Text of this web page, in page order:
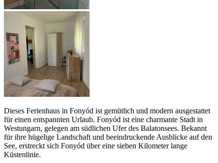
Dieses Ferienhaus in Fonyód ist gemütlich und modern ausgestattet
für einen entspannten Urlaub. Fonyód ist eine charmante Stadt in
Westungarn, gelegen am südlichen Ufer des Balatonsees. Bekannt
für ihre hügelige Landschaft und beeindruckende Ausblicke auf den
See, erstreckt sich Fonyód über eine sieben Kilometer lange
Küstenlinie.